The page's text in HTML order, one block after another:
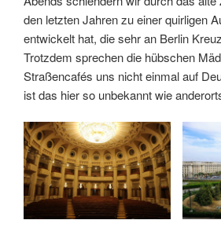
den letzten Jahren zu einer quirligen
entwickelt hat, die sehr an Berlin
Trotzdem sprechen die hübschen
Straßencafés uns nicht einmal auf
ist das hier so unbekannt wie